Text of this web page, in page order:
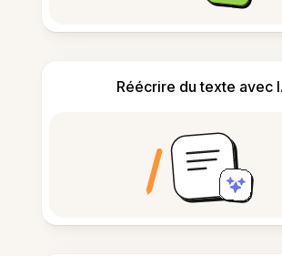
Réécrire du texte avec